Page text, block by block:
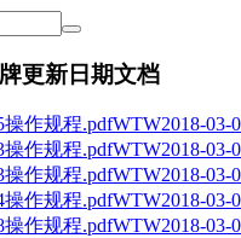
更新日期文档
作规程.pdfWTW2018-03-
操作规程.pdfWTW2018-03-
操作规程.pdfWTW2018-03-
操作规程.pdfWTW2018-03-
操作规程.pdfWTW2018-03-